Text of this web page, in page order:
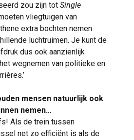
zou zijn tot Single
vliegtuigen van
extra bochten nemen
luchtruimen. Je kunt de
dus ook aanzienlijk
wegnemen van politieke en
mensen natuurlijk ook
nemen…
Als de trein tussen
net zo efficiënt is als de